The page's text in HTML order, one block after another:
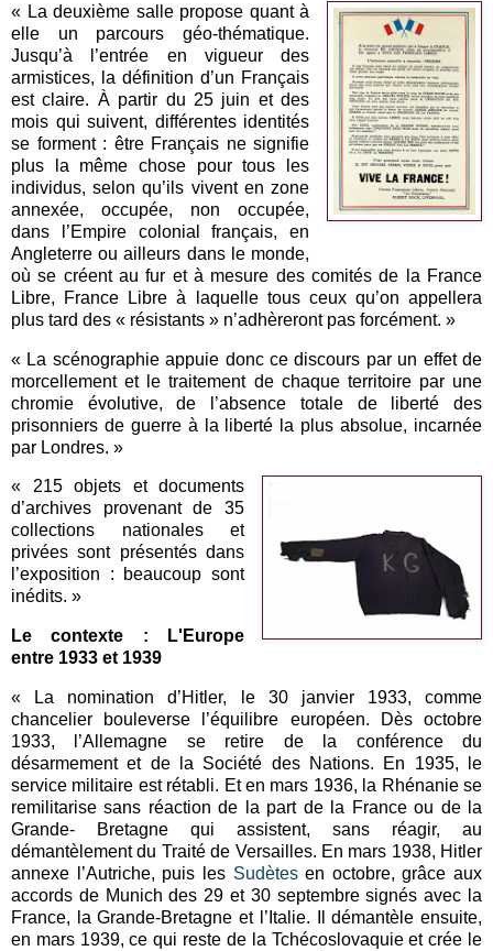
« La deuxième salle propose quant à
elle un parcours géo-thématique.
Jusqu’à l’entrée en vigueur des
armistices, la définition d’un Français
est claire. À partir du 25 juin et des
mois qui suivent, différentes identités
se forment : être Français ne signifie
plus la même chose pour tous les
individus, selon qu’ils vivent en zone
annexée, occupée, non occupée,
dans l’Empire colonial français, en
Angleterre ou ailleurs dans le monde,
où se créent au fur et à mesure des comités de la France
Libre, France Libre à laquelle tous ceux qu’on appellera
plus tard des « résistants » n’adhèreront pas forcément. »
« La scénographie appuie donc ce discours par un effet de
morcellement et le traitement de chaque territoire par une
chromie évolutive, de l’absence totale de liberté des
prisonniers de guerre à la liberté la plus absolue, incarnée
par Londres. »
« 215 objets et documents
d’archives provenant de 35
collections nationales et
privées sont présentés dans
l’exposition : beaucoup sont
inédits. »
Le contexte : L'Europe
entre 1933 et 1939
« La nomination d’Hitler, le 30 janvier 1933, comme
chancelier bouleverse l’équilibre européen. Dès octobre
1933, l’Allemagne se retire de la conférence du
désarmement et de la Société des Nations. En 1935, le
service militaire est rétabli. Et en mars 1936, la Rhénanie se
remilitarise sans réaction de la part de la France ou de la
Grande- Bretagne qui assistent, sans réagir, au
démantèlement du Traité de Versailles. En mars 1938, Hitler
annexe l’Autriche, puis les Sudètesen octobre, grâce aux
accords de Munich des 29 et 30 septembre signés avec la
France, la Grande-Bretagne et l’Italie. Il démantèle ensuite,
en mars 1939, ce qui reste de la Tchécoslovaquie et crée le